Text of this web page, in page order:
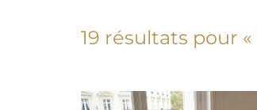
19 résultats pour «